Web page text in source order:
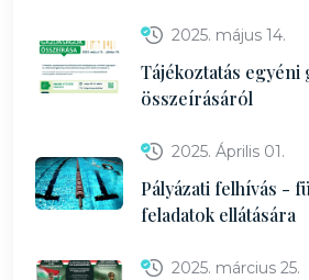
2025. május 14.
Tájékoztatás egyéni
összeírásáról
2025. Április 01.
Pályázati felhívás -
feladatok ellátására
2025. március 25.